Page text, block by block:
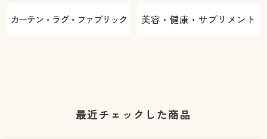
カーテン・ラグ・ファブリック 美容・健康・サプリメント
最近チェックした商品